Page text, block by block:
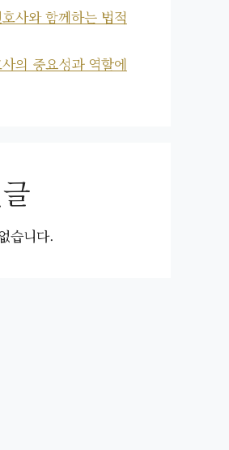
사와 함께하는 법적
의 중요성과 역할에
습니다.